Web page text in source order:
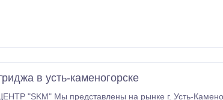
в усть-каменогорске
в 2012 году! За последнее время было оказано